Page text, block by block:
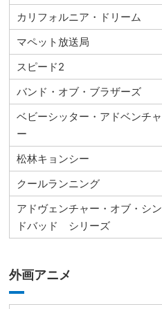
カリフォルニア・ドリーム
マペット放送局
スピード2
バンド・オブ・ブラザーズ
ベビーシッター・アドベンチャ
ー
松林キョンシー
クールランニング
アドヴェンチャー・オブ・シン
ドバッド シリーズ
外画アニメ